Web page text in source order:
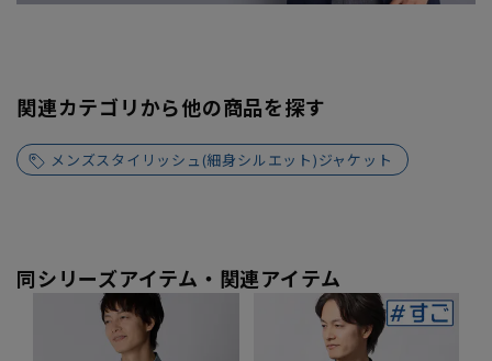
関連カテゴリから他の商品を探す
メンズスタイリッシュ(細身シルエット)ジャケット
同シリーズアイテム・関連アイテム